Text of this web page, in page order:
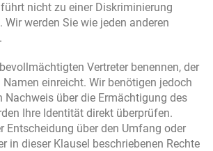
nicht zu einer Diskriminierung
werden Sie wie jeden anderen
Vertreter benennen, der
einreicht. Wir benötigen jedoch
Nachweis über die Ermächtigung des
Ihre Identität direkt überprüfen.
Entscheidung über den Umfang oder
in dieser Klausel beschriebenen Rechte